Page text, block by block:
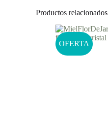
Productos relacionados
OFERTA